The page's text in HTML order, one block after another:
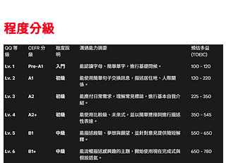
程度分級